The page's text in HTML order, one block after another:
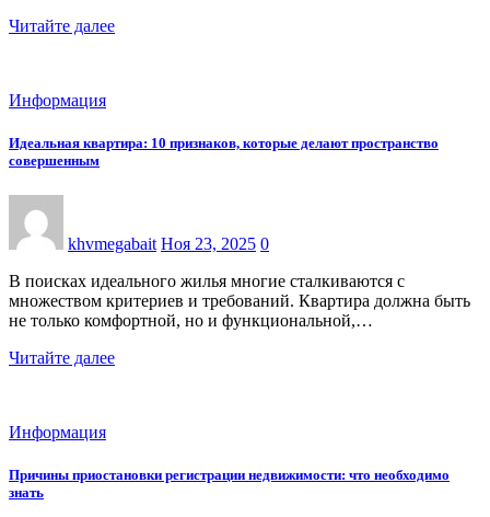
Читайте далее
Информация
Идеальная квартира: 10 признаков, которые делают пространство
совершенным
khvmegabait Ноя 23, 2025 0
В поисках идеального жилья многие сталкиваются с
множеством критериев и требований. Квартира должна быть
не только комфортной, но и функциональной,…
Читайте далее
Информация
Причины приостановки регистрации недвижимости: что необходимо
знать